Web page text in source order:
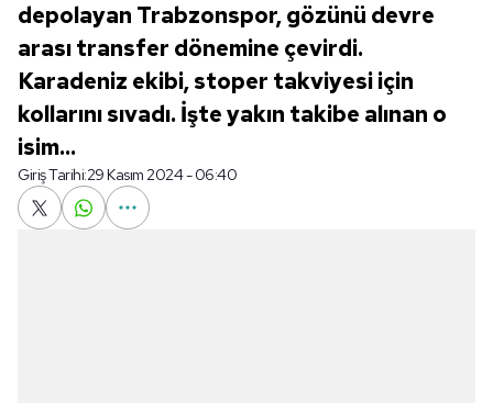
depolayan Trabzonspor, gözünü devre
arası transfer dönemine çevirdi.
Karadeniz ekibi, stoper takviyesi için
kollarını sıvadı. İşte yakın takibe alınan o
isim...
Giriş Tarihi:29 Kasım 2024 - 06:40